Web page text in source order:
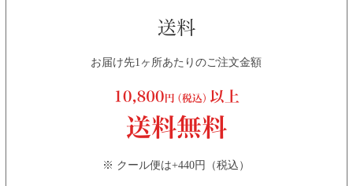
お届け先1ヶ所あたりのご注文金額
※ クール便は+440円（税込）